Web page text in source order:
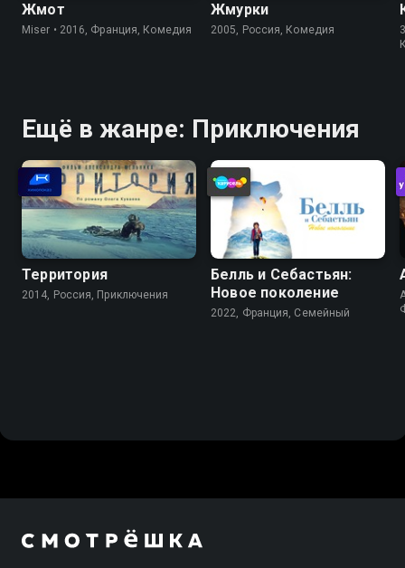
Жмот
Miser • 2016, Франция, Комедия
Жмурки
2005, Россия, Комедия
Ещё в жанре: Приключения
Территория
2014, Россия, Приключения
Белль и Себастьян:
Новое поколение
2022, Франция, Cемейный